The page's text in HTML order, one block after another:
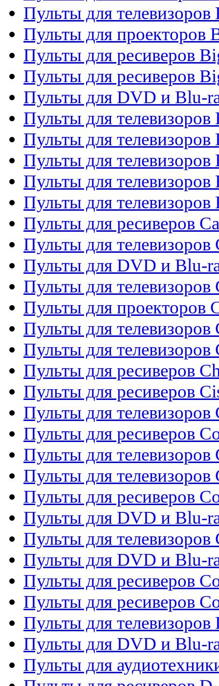
Пульты для телевизоров
Пульты для проекторов
Пульты для ресиверов
Пульты для ресиверов
Пульты для DVD и Blu-
Пульты для телевизоров
Пульты для телевизоров
Пульты для телевизоров
Пульты для телевизоров
Пульты для телевизоров
Пульты для ресиверов
Пульты для телевизоров
Пульты для DVD и Blu-
Пульты для телевизоров
Пульты для проекторов
Пульты для телевизоров
Пульты для телевизоров
Пульты для ресиверов
Пульты для ресиверов
Пульты для телевизоров
Пульты для ресиверов
Пульты для телевизоров
Пульты для телевизоров
Пульты для ресиверов
Пульты для DVD и Blu-
Пульты для телевизоров
Пульты для DVD и Blu-
Пульты для ресиверов
Пульты для ресиверов
Пульты для телевизоров
Пульты для DVD и Blu-
Пульты для